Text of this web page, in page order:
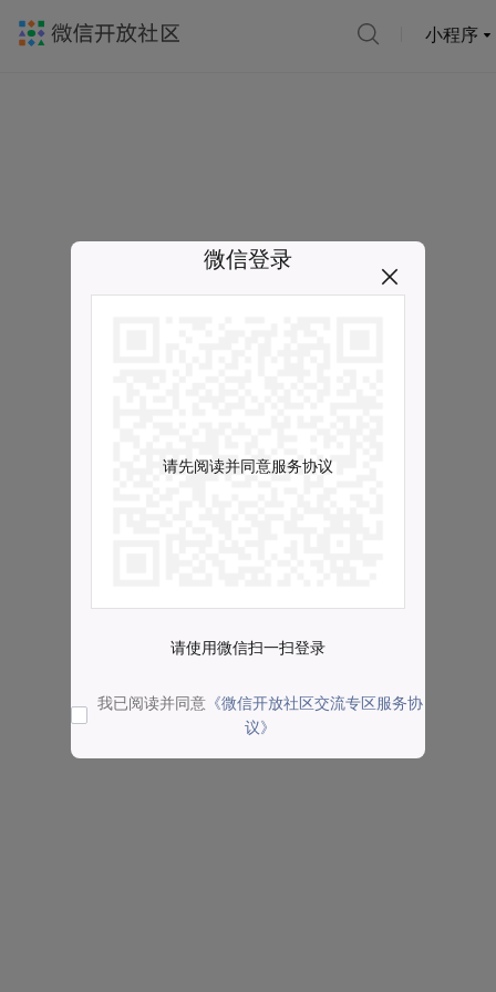
小程序
微信登录
请先阅读并同意服务协议
请使用微信扫一扫登录
我已阅读并同意 《微信开放社区交流专区服务协
议》